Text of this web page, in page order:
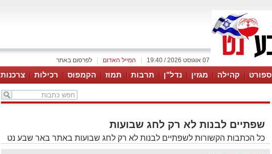
לפרסום באתר המייל האדום 07 אוגוסט 2026 / 19:40
ספורט קהילה מגזין נדל"ן תרבות תמוז הקמפוס רכילות צרכנות
שפתיים לבנות לא רק לחג שבועות
כל הכתבות הקשורות לשפתיים לבנות לא רק לחג שבועות באתר באר שבע נט